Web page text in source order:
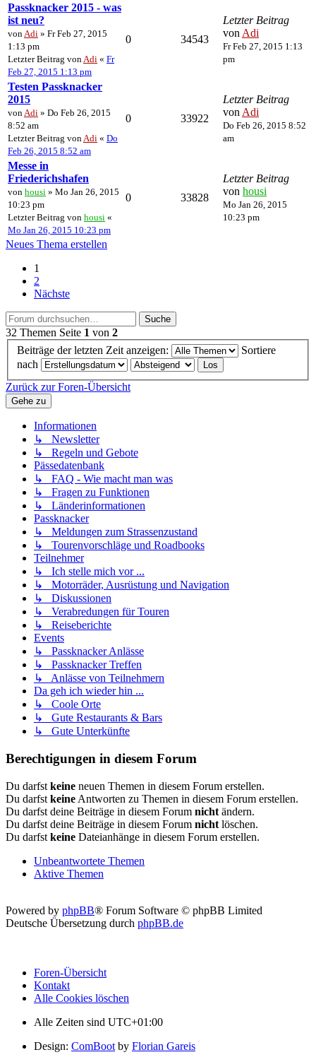
Passknacker 2015 - was
ist neu?
von Adi » Fr Feb 27, 2015
1:13 pm
Letzter Beitrag von Adi « Fr
Feb 27, 2015 1:13 pm
0 34543
Letzter Beitrag
von Adi
Fr Feb 27, 2015 1:13
pm
Testen Passknacker
2015
von Adi » Do Feb 26, 2015
8:52 am
Letzter Beitrag von Adi « Do
Feb 26, 2015 8:52 am
0 33922
Letzter Beitrag
von Adi
Do Feb 26, 2015 8:52
am
Messe in
Friederichshafen
von housi » Mo Jan 26, 2015
10:23 pm
Letzter Beitrag von housi «
Mo Jan 26, 2015 10:23 pm
0 33828
Letzter Beitrag
von housi
Mo Jan 26, 2015
10:23 pm
Neues Thema erstellen
1
2
Nächste
Suche
32 Themen Seite 1 von 2
Beiträge der letzten Zeit anzeigen:
Sortiere
nach
Zurück zur Foren-Übersicht
Gehe zu
Informationen
↳ Newsletter
↳ Regeln und Gebote
Pässedatenbank
↳ FAQ - Wie macht man was
↳ Fragen zu Funktionen
↳ Länderinformationen
Passknacker
↳ Meldungen zum Strassenzustand
↳ Tourenvorschläge und Roadbooks
Teilnehmer
↳ Ich stelle mich vor ...
↳ Motorräder, Ausrüstung und Navigation
↳ Diskussionen
↳ Verabredungen für Touren
↳ Reiseberichte
Events
↳ Passknacker Anlässe
↳ Passknacker Treffen
↳ Anlässe von Teilnehmern
Da geh ich wieder hin ...
↳ Coole Orte
↳ Gute Restaurants & Bars
↳ Gute Unterkünfte
Berechtigungen in diesem Forum
Du darfst keine neuen Themen in diesem Forum erstellen.
Du darfst keine Antworten zu Themen in diesem Forum erstellen.
Du darfst deine Beiträge in diesem Forum nicht ändern.
Du darfst deine Beiträge in diesem Forum nicht löschen.
Du darfst keine Dateianhänge in diesem Forum erstellen.
Unbeantwortete Themen
Aktive Themen
Powered by phpBB® Forum Software © phpBB Limited
Deutsche Übersetzung durch phpBB.de
Foren-Übersicht
Kontakt
Alle Cookies löschen
Alle Zeiten sind UTC+01:00
Design: ComBoot by Florian Gareis